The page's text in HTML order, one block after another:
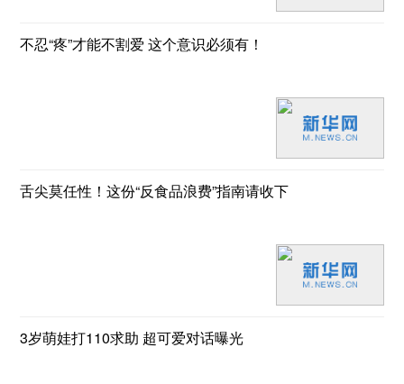
不忍“疼”才能不割爱 这个意识必须有！
舌尖莫任性！这份“反食品浪费”指南请收下
3岁萌娃打110求助 超可爱对话曝光